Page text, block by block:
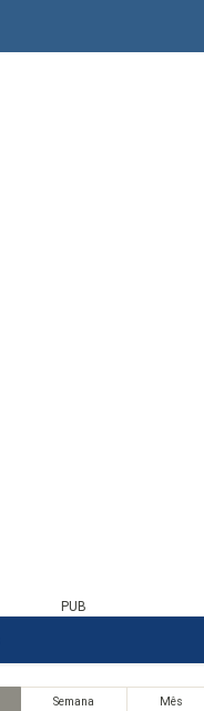
PUB
Semana Mês